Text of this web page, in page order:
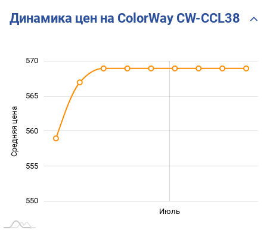
Динамика цен на ColorWay CW-CCL38
Средняя цена 550
550
555
560
565
570
Июль